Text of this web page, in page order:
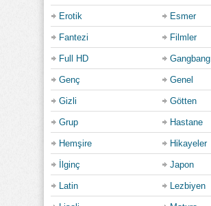
Erotik Esmer
Fantezi Filmler
Full HD Gangbang
Genç Genel
Gizli Götten
Grup Hastane
Hemşire Hikayeler
İlginç Japon
Latin Lezbiyen